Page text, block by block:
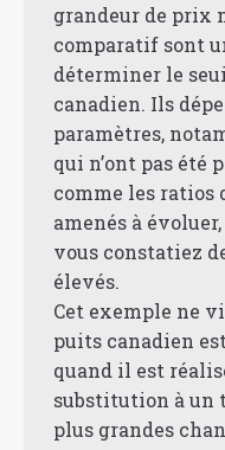
grandeur de prix
comparatif sont
déterminer le
canadien. Ils
paramètres,
qui n’ont pas été
comme les
amenés à
vous constatiez
élevés.
Cet exemple ne
puits canadien
quand il est
substitution à un
plus grandes